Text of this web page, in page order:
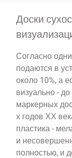
Доски
Согласно
подаются в
около 10%, а
визуально -
маркерных
х годов ХХ
пластика -
и
полностью, и